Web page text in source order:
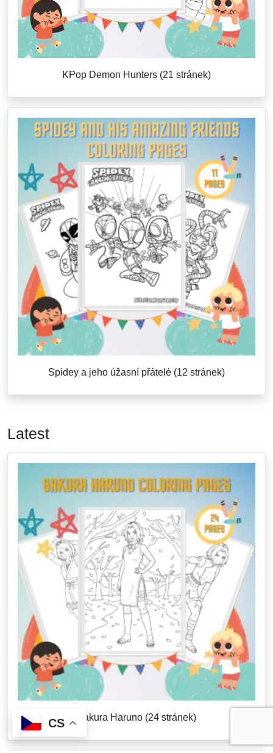
KPop Demon Hunters (21 stránek)
Spidey a jeho úžasní přátelé (12 stránek)
Latest
Sakura Haruno (24 stránek)
CS